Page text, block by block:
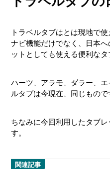
トラベルタブはとは現地で
ナビ機能だけでなく、日本
ットとしても使える便利なタ
ハーツ、アラモ、ダラー、
ルタブは今現在、同じもので
ちなみに今回利用したタブ
す。
関連記事